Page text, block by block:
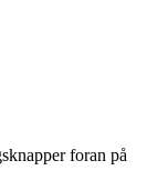
foran på